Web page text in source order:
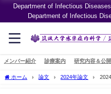
Department of Infectious
Department of Infectious
メンバー紹介 診療案内 研究内容＆公
ホーム 論文 2024年論文